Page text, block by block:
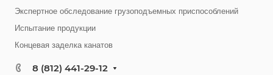
Экспертное обследование грузоподъемных приспособлений
Испытание продукции
Концевая заделка канатов
8 (812) 441-29-12